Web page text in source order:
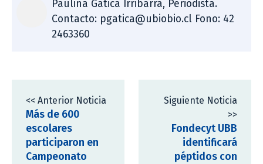
Paulina Gatica Irribarra, Periodista.
Contacto: pgatica@ubiobio.cl Fono: 42
2463360
<< Anterior Noticia
Más de 600
escolares
participaron en
Campeonato
Siguiente Noticia
>>
Fondecyt UBB
identificará
péptidos con